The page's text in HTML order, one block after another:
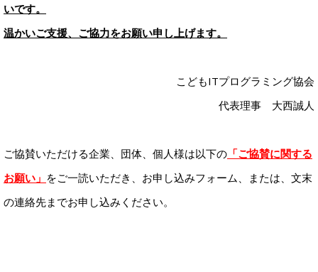
いです。
温かいご支援、ご協力をお願い申し上げます。
こどもITプログラミング協会
代表理事 大西誠人
ご協賛いただける企業、団体、個人様は以下の 「ご協賛に関する
お願い」 をご一読いただき、お申し込みフォーム、または、文末
の連絡先までお申し込みください。